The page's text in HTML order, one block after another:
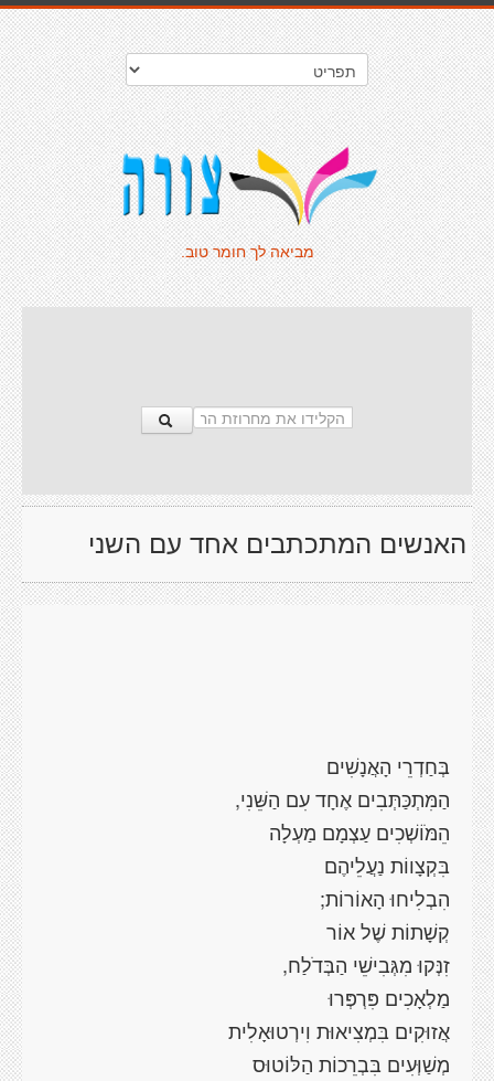
מביאה לך חומר טוב.
האנשים המתכתבים אחד עם השני
בְּחַדְרֵי הָאֲנָשִׁים
הַמִּתְכַּתְּבִים אֶחָד עִם הַשֵּׁנִי,
הֵמֹּוֹשְׁכִים עַצְמָם מַעְלָה
בִּקְצָווֹת נַעֲלֵיהֶם
הִבְלִיחוּ הָאוֹרוֹת;
קְשָׁתוֹת שֶׁל אוֹר
זִנְּקוּ מִגְּבִישֵׁי הַבְּדֹלַח,
מַלְאָכִים פִּרְפְּרוּ
אֲזוּקִים בִּמְצִיאוּת וִירְטוּאָלִית
מְשַׁוְּעִים בִּבְרֵכוֹת הַלּוֹטוּס